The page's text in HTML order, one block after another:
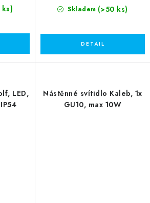
Skladem (>50 ks)
LED,
Nástěnné svítidlo Kaleb, 1x
GU10, max 10W